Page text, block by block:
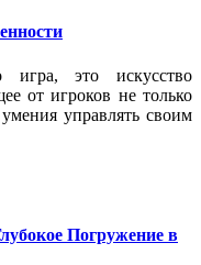
это искусство
от игроков не только
управлять своим
Погружение в